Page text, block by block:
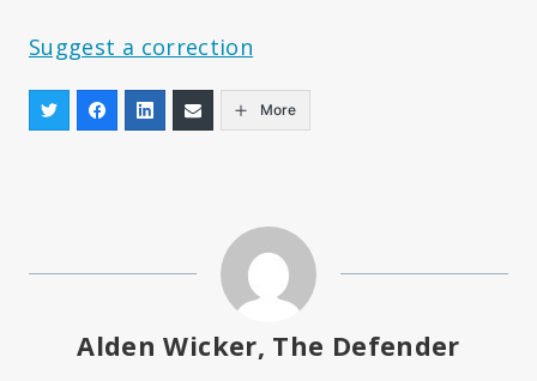
Suggest a correction
More
Alden Wicker, The Defender